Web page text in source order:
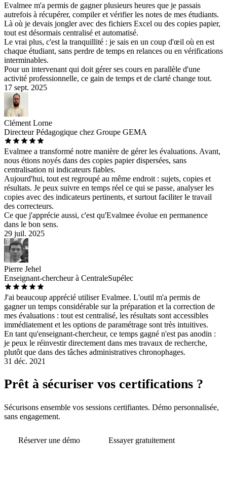
Evalmee m'a permis de gagner plusieurs heures que je passais
autrefois à récupérer, compiler et vérifier les notes de mes étudiants.
Là où je devais jongler avec des fichiers Excel ou des copies papier,
tout est désormais centralisé et automatisé.
Le vrai plus, c'est la tranquillité : je sais en un coup d'œil où en est
chaque étudiant, sans perdre de temps en relances ou en vérifications
interminables.
Pour un intervenant qui doit gérer ses cours en parallèle d'une
activité professionnelle, ce gain de temps et de clarté change tout.
17 sept. 2025
Clément Lorne
Directeur Pédagogique chez Groupe GEMA
Evalmee a transformé notre manière de gérer les évaluations. Avant,
nous étions noyés dans des copies papier dispersées, sans
centralisation ni indicateurs fiables.
Aujourd'hui, tout est regroupé au même endroit : sujets, copies et
résultats. Je peux suivre en temps réel ce qui se passe, analyser les
copies avec des indicateurs pertinents, et surtout faciliter le travail
des correcteurs.
Ce que j'apprécie aussi, c'est qu'Evalmee évolue en permanence
dans le bon sens.
29 juil. 2025
Pierre Jehel
Enseignant-chercheur à CentraleSupélec
J'ai beaucoup apprécié utiliser Evalmee. L'outil m'a permis de
gagner un temps considérable sur la préparation et la correction de
mes évaluations : tout est centralisé, les résultats sont accessibles
immédiatement et les options de paramétrage sont très intuitives.
En tant qu'enseignant-chercheur, ce temps gagné n'est pas anodin :
je peux le réinvestir directement dans mes travaux de recherche,
plutôt que dans des tâches administratives chronophages.
31 déc. 2021
Prêt à sécuriser vos certifications ?
Sécurisons ensemble vos sessions certifiantes. Démo personnalisée,
sans engagement.
Réserver une démo Essayer gratuitement